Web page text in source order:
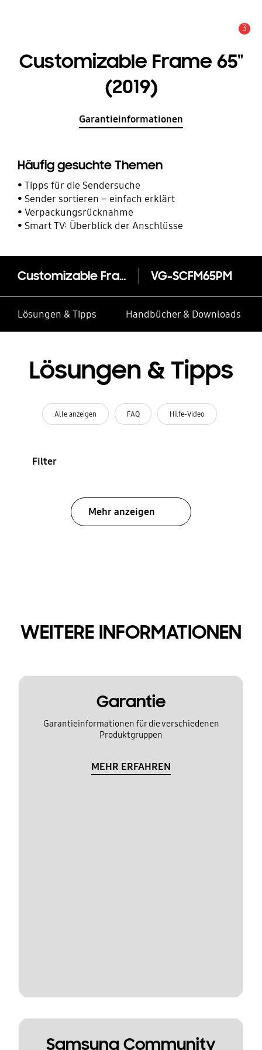
3
Customizable Frame 65"
(2019)
Garantieinformationen
Häufig gesuchte Themen
Tipps für die Sendersuche
Sender sortieren – einfach erklärt
Verpackungsrücknahme
Smart TV: Überblick der Anschlüsse
Customizable Frame 65" (2019) VG-SCFM65PM
Lösungen & Tipps Handbücher & Downloads
Lösungen & Tipps
Alle anzeigen FAQ Hilfe-Video
Filter
Mehr anzeigen
WEITERE INFORMATIONEN
Garantie
Garantieinformationen für die verschiedenen
Produktgruppen
MEHR ERFAHREN
Samsung Community